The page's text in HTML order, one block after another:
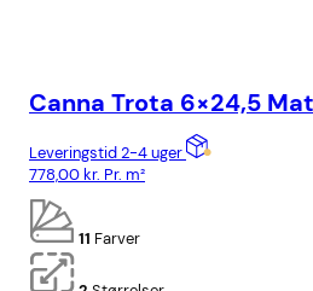
Canna Trota 6×24,5
Leveringstid 2-4 uger
778,00kr. Pr. m²
11 Farver